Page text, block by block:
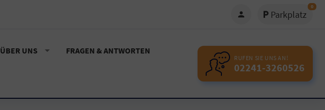
Parkplatz
0
ÜBER UNS FRAGEN & ANTWORTEN
RUFEN SIE UNS AN!
02241-3260526